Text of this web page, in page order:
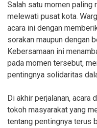
Salah satu momen paling
melewati pusat kota.
acara ini dengan
sorakan maupun dengan
Kebersamaan ini
pada momen tersebut,
pentingnya solidaritas
Di akhir perjalanan, acara
tokoh masyarakat yang
tentang pentingnya terus